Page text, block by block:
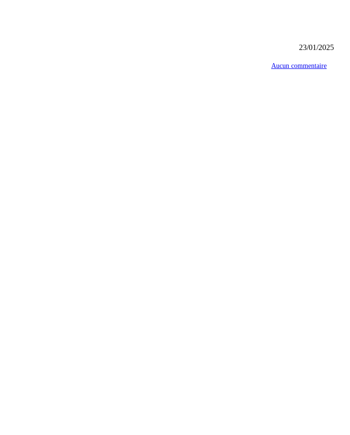
23/01/2025
Aucun commentaire